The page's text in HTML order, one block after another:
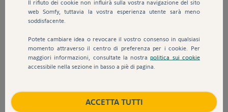
Sku:
Il rifiuto dei cookie non influirà sulla vostra navigazione del sito
web Somfy, tuttavia la vostra esperienza utente sarà meno
soddisfacente.
Potete cambiare idea o revocare il vostro consenso in qualsiasi
momento attraverso il centro di preferenza per i cookie. Per
maggiori informazioni, consultate la nostrapolitica sui cookie
accessibile nella sezione in basso a piè di pagina.
ACCETTA TUTTI